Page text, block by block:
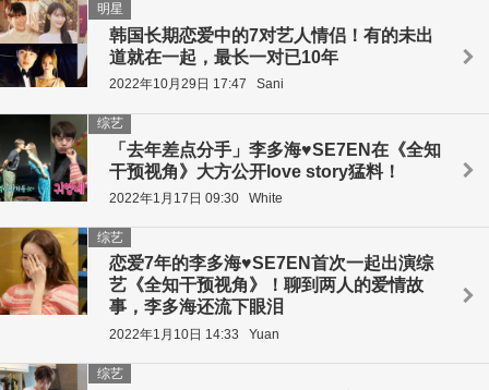
韩国长期恋爱中的7对艺人情侣！有的未出
道就在一起，最长一对已10年
明星
2022年10月29日 17:47 Sani
「去年差点分手」李多海♥SE7EN在《全知
干预视角》大方公开love story猛料！
综艺
2022年1月17日 09:30 White
恋爱7年的李多海♥SE7EN首次一起出演综
艺《全知干预视角》！聊到两人的爱情故
事，李多海还流下眼泪
综艺
2022年1月10日 14:33 Yuan
综艺